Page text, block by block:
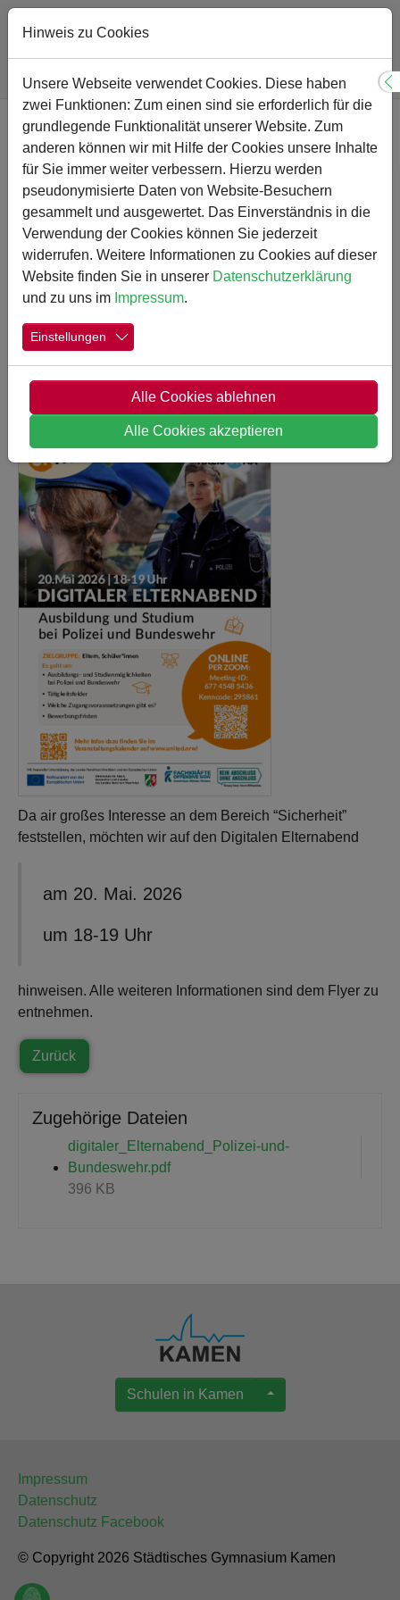
Zum Hauptinhalt springen
Sie sind hier:
Gymnasium Nachrichten-Detail
Digitaler Informationsabend
des Kreises Unna: Polizei
und Bundeswehr
10.05.2026 Erstellt vonJoachim Michel
Da air großes Interesse an dem Bereich “Sicherheit”
feststellen, möchten wir auf den Digitalen Elternabend
am 20. Mai. 2026
um 18-19 Uhr
hinweisen. Alle weiteren Informationen sind dem Flyer zu
entnehmen.
Zurück
Zugehörige Dateien
digitaler_Elternabend_Polizei-und-
Bundeswehr.pdf
396 KB
Schulen in Kamen
Impressum
Datenschutz
Datenschutz Facebook
© Copyright 2026 Städtisches Gymnasium Kamen
Hinweis zu Cookies
Unsere Webseite verwendet Cookies. Diese haben
zwei Funktionen: Zum einen sind sie erforderlich für die
grundlegende Funktionalität unserer Website. Zum
anderen können wir mit Hilfe der Cookies unsere Inhalte
für Sie immer weiter verbessern. Hierzu werden
pseudonymisierte Daten von Website-Besuchern
gesammelt und ausgewertet. Das Einverständnis in die
Verwendung der Cookies können Sie jederzeit
widerrufen. Weitere Informationen zu Cookies auf dieser
Website finden Sie in unserer Datenschutzerklärung
und zu uns im Impressum.
Einstellungen
Alle Cookies ablehnen
Alle Cookies akzeptieren